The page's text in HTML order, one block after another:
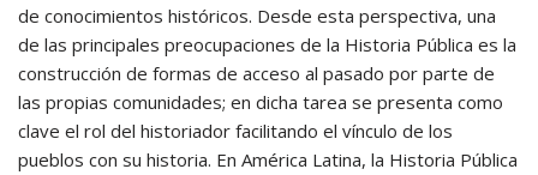
de conocimientos históricos. Desde esta perspectiva, una
de las principales preocupaciones de la Historia Pública es la
construcción de formas de acceso al pasado por parte de
las propias comunidades; en dicha tarea se presenta como
clave el rol del historiador facilitando el vínculo de los
pueblos con su historia. En América Latina, la Historia Pública